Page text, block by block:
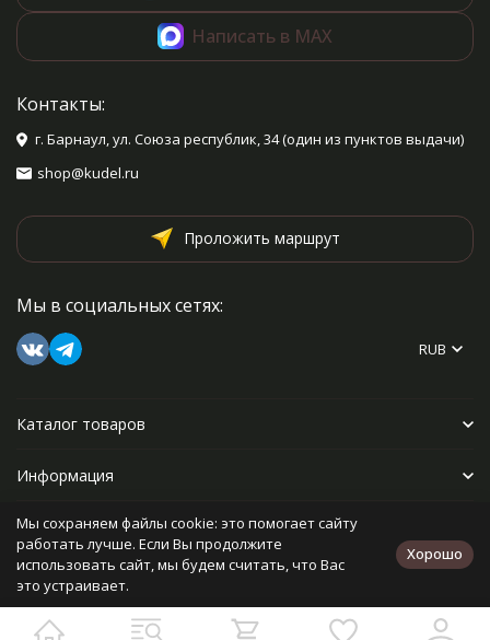
Написать в MAX
Контакты:
г. Барнаул, ул. Союза республик, 34 (один из пунктов выдачи)
shop@kudel.ru
Проложить маршрут
Мы в социальных сетях:
RUB
Каталог товаров
Информация
Прочее
Политика персональных данных
Разработано в
bodysite.ru
Мы сохраняем файлы cookie: это помогает сайту
работать лучше. Если Вы продолжите
использовать сайт, мы будем считать, что Вас
это устраивает.
Хорошо